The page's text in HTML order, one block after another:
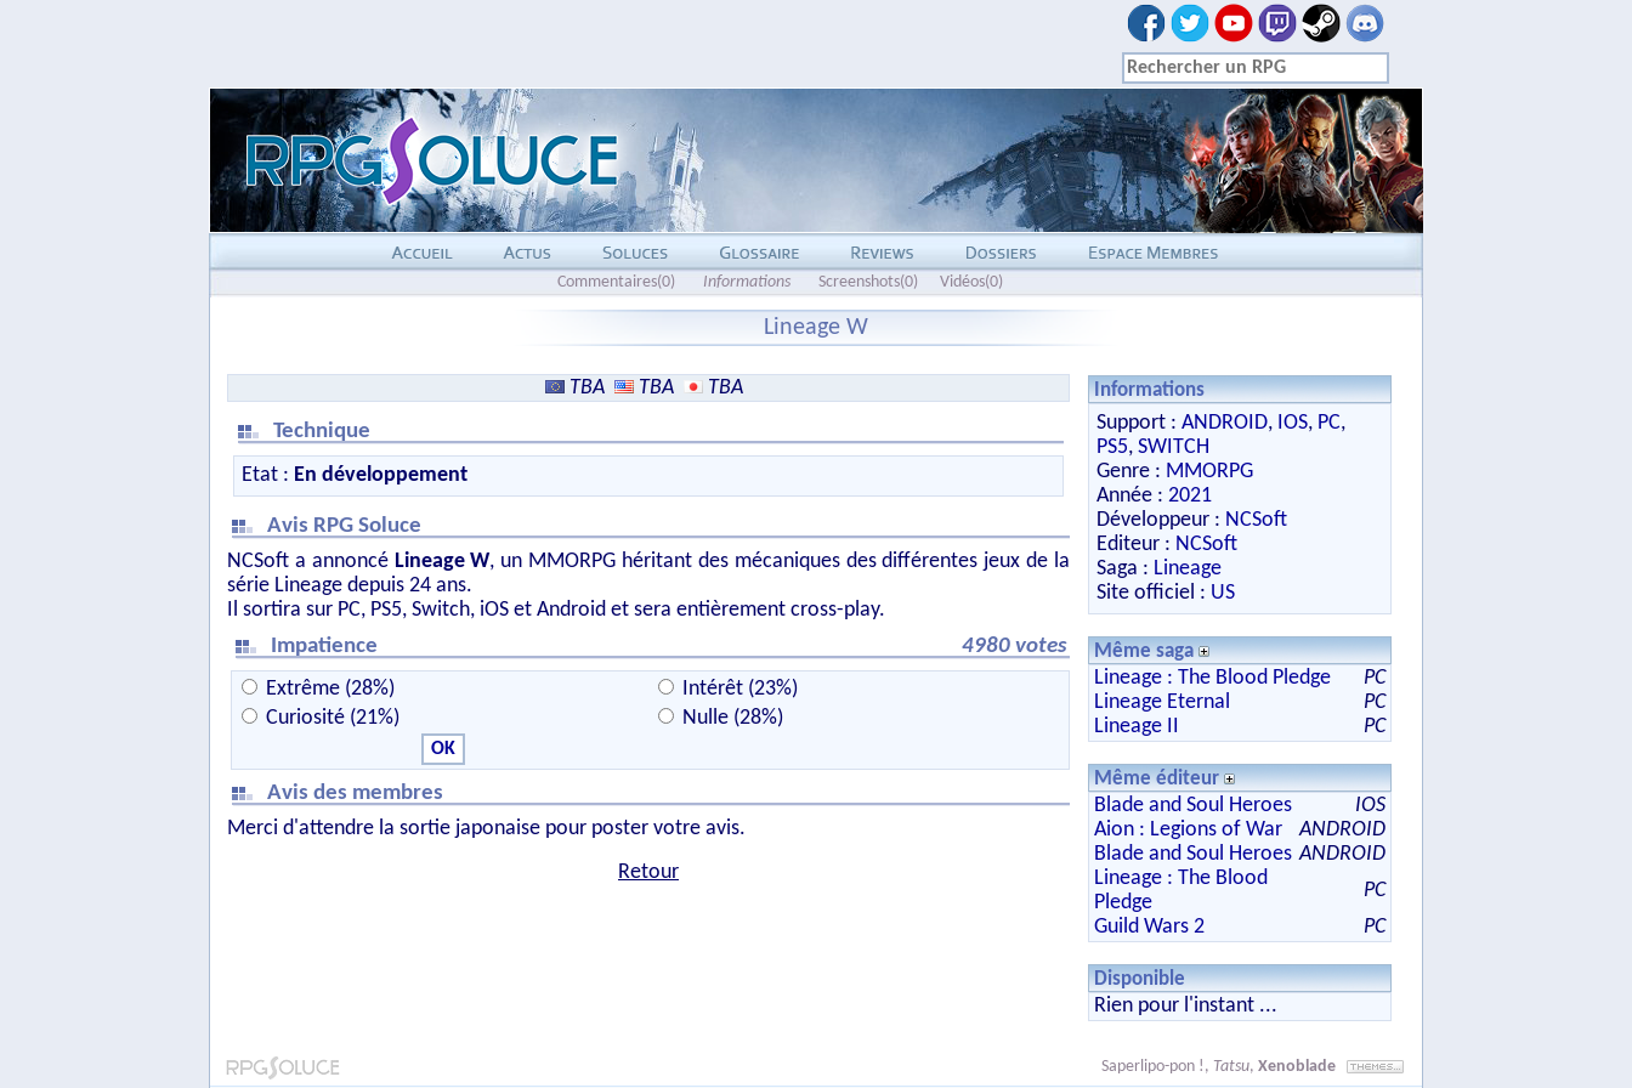
Commentaires(0) Informations Screenshots(0) Vidéos(0)
Lineage W
TBA TBA
TBA
Technique
Etat : En développement
Avis RPG Soluce
NCSoft a annoncé Lineage W, un MMORPG héritant des mécaniques des différentes jeux de la
série Lineage depuis 24 ans.
Il sortira sur PC, PS5, Switch, iOS et Android et sera entièrement cross-play.
Impatience
4980 votes
Extrême (28%)
Intérêt (23%)
Curiosité (21%)
Nulle (28%)
Avis des membres
Merci d'attendre la sortie japonaise pour poster votre avis.
Retour
Informations
Support : ANDROID, IOS, PC,
PS5, SWITCH
Genre : MMORPG
Année : 2021
Développeur : NCSoft
Editeur : NCSoft
Saga : Lineage
Site officiel : US
Même saga
Lineage : The Blood Pledge
PC
Lineage Eternal
PC
Lineage II
PC
Même éditeur
Blade and Soul Heroes
IOS
Aion : Legions of War
ANDROID
Blade and Soul Heroes ANDROID
Lineage : The Blood
Pledge
PC
Guild Wars 2
PC
Disponible
Rien pour l'instant ...
Saperlipo-pon ! , Tatsu, Xenoblade